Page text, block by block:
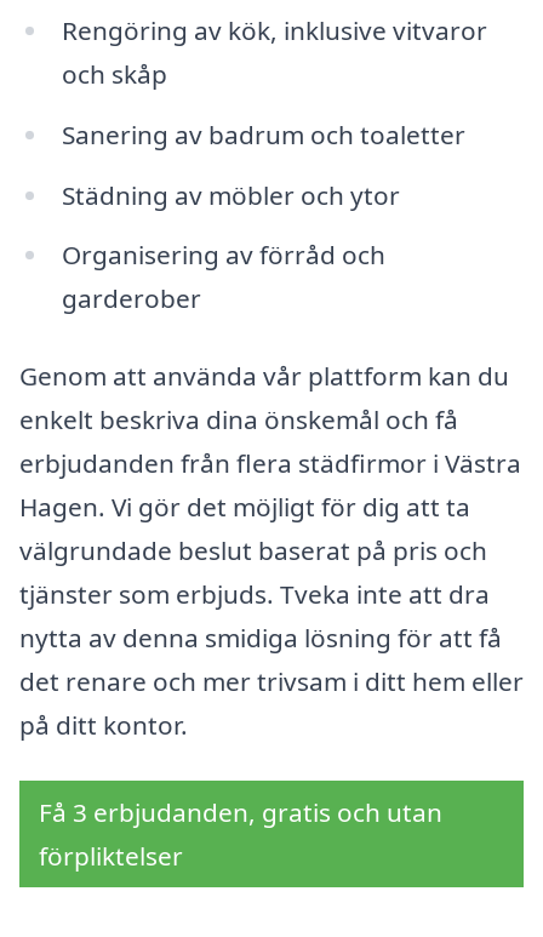
Rengöring av kök, inklusive vitvaror
och skåp
Sanering av badrum och toaletter
Städning av möbler och ytor
Organisering av förråd och
garderober
Genom att använda vår plattform kan du
enkelt beskriva dina önskemål och få
erbjudanden från flera städfirmor i Västra
Hagen. Vi gör det möjligt för dig att ta
välgrundade beslut baserat på pris och
tjänster som erbjuds. Tveka inte att dra
nytta av denna smidiga lösning för att få
det renare och mer trivsam i ditt hem eller
på ditt kontor.
Få 3 erbjudanden, gratis och utan
förpliktelser